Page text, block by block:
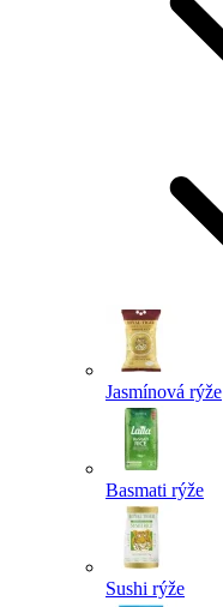
Jasmínová rýže
Basmati rýže
Sushi rýže